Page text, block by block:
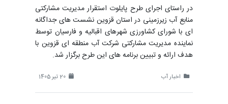
در راستای اجرای طرح پایلوت استقرار مدیریت مشارکتی
منابع آب زیرزمینی در استان قزوین نشست های جداگانه
ای با شورای کشاورزی شهرهای اقبالیه و فارسیان توسط
نماینده مدیریت مشارکتی شرکت آب منطقه ای قزوین با
هدف ارائه و تبیین برنامه های این طرح برگزار شد.
اخبار آب